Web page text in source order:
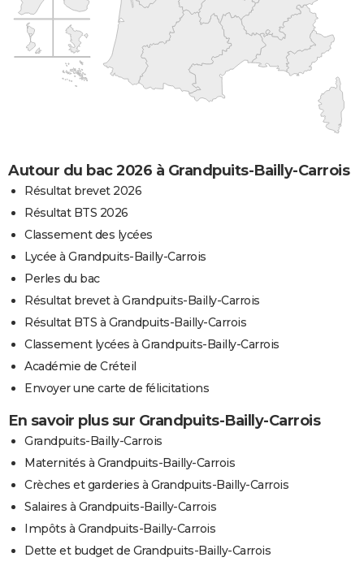
Autour du bac 2026 à Grandpuits-Bailly-Carrois
Résultat brevet 2026
Résultat BTS 2026
Classement des lycées
Lycée à Grandpuits-Bailly-Carrois
Perles du bac
Résultat brevet à Grandpuits-Bailly-Carrois
Résultat BTS à Grandpuits-Bailly-Carrois
Classement lycées à Grandpuits-Bailly-Carrois
Académie de Créteil
Envoyer une carte de félicitations
En savoir plus sur Grandpuits-Bailly-Carrois
Grandpuits-Bailly-Carrois
Maternités à Grandpuits-Bailly-Carrois
Crèches et garderies à Grandpuits-Bailly-Carrois
Salaires à Grandpuits-Bailly-Carrois
Impôts à Grandpuits-Bailly-Carrois
Dette et budget de Grandpuits-Bailly-Carrois